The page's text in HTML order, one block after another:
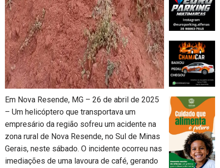
Em Nova Resende, MG – 26 de abril de 2025
– Um helicóptero que transportava um
empresário da região sofreu um acidente na
zona rural de Nova Resende, no Sul de Minas
Gerais, neste sábado. O incidente ocorreu nas
imediações de uma lavoura de café, gerando